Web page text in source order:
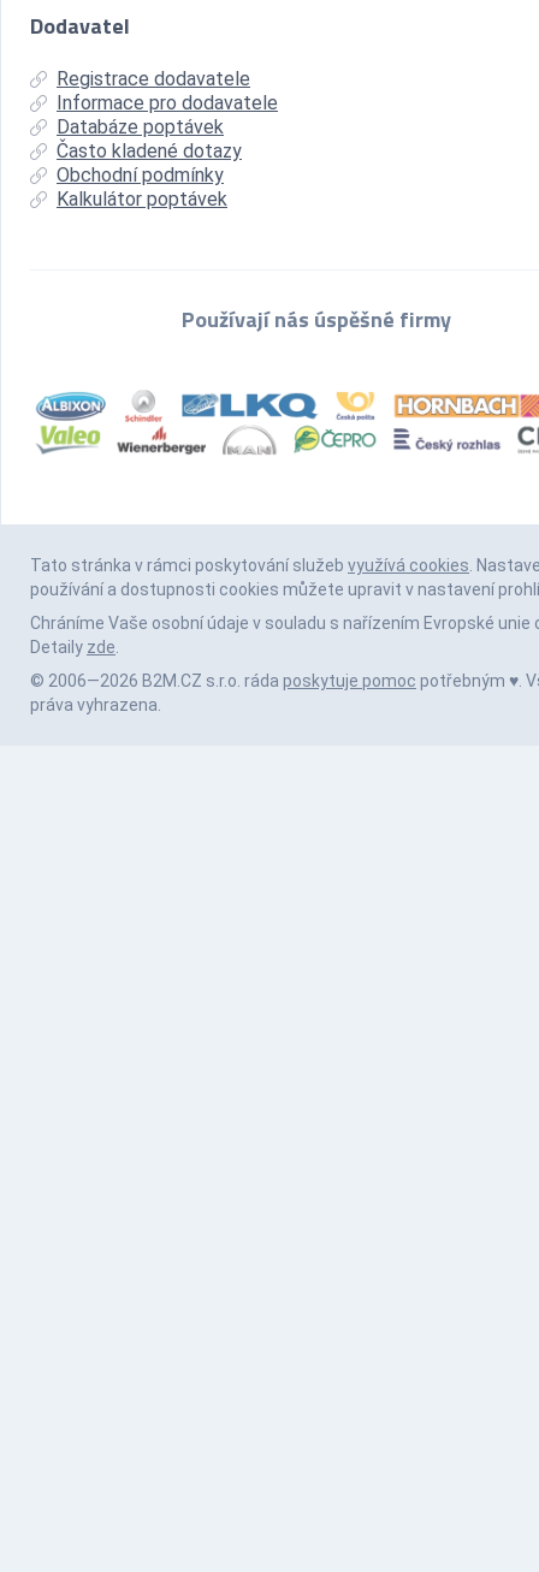
Dodavatel
Registrace dodavatele
Informace pro dodavatele
Databáze poptávek
Často kladené dotazy
Obchodní podmínky
Kalkulátor poptávek
Používají nás úspěšné firmy
Tato stránka v rámci poskytování služeb využívá cookies.
používání a dostupnosti cookies můžete upravit v nastavení
Chráníme Vaše osobní údaje v souladu s nařízením Evropské unie
Detaily zde.
© 2006—2026 B2M.CZ s.r.o. ráda poskytuje pomoc potřebným ♥️.
práva vyhrazena.